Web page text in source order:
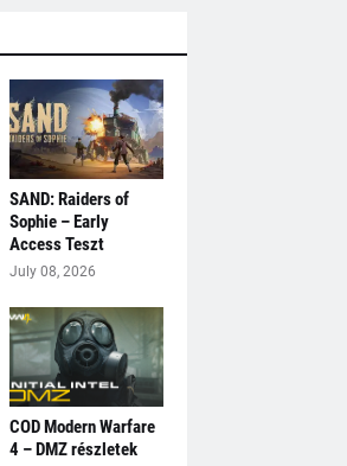
SAND: Raiders of
Sophie – Early
Access Teszt
July 08, 2026
COD Modern Warfare
4 – DMZ részletek